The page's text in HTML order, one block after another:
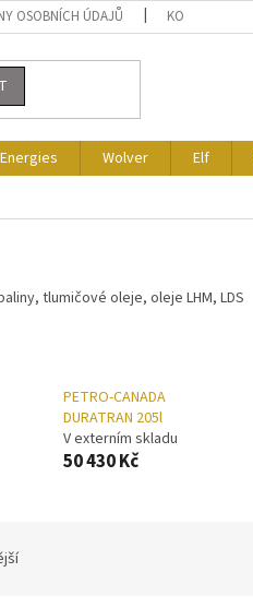
OSOBNÍCH ÚDAJŮ KONTAKTY
Wolver Elf
tlumičové oleje, oleje LHM, LDS
PETRO-CANADA
DURATRAN 205l
V externím skladu
50 430 Kč